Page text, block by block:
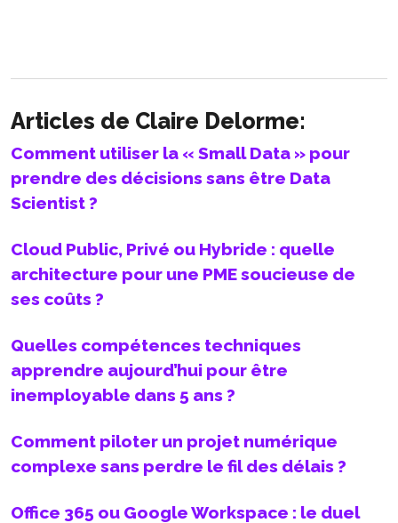
Articles de Claire Delorme:
Comment utiliser la « Small Data » pour
prendre des décisions sans être Data
Scientist ?
Cloud Public, Privé ou Hybride : quelle
architecture pour une PME soucieuse de
ses coûts ?
Quelles compétences techniques
apprendre aujourd’hui pour être
inemployable dans 5 ans ?
Comment piloter un projet numérique
complexe sans perdre le fil des délais ?
Office 365 ou Google Workspace : le duel